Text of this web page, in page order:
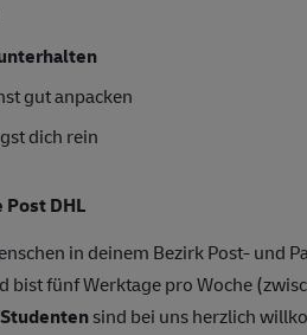
gut anpacken
dich rein
DHL
in deinem Bezirk Post- und
bist fünf Werktage pro Woche
Studentensind bei uns herzlich